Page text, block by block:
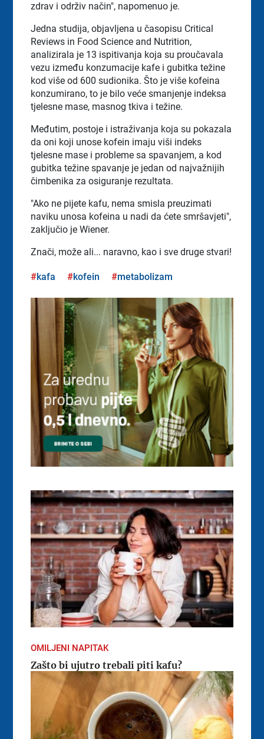
zdrav i održiv način", napomenuo je.
Jedna studija, objavljena u časopisu Critical
Reviews in Food Science and Nutrition,
analizirala je 13 ispitivanja koja su proučavala
vezu između konzumacije kafe i gubitka težine
kod više od 600 sudionika. Što je više kofeina
konzumirano, to je bilo veće smanjenje indeksa
tjelesne mase, masnog tkiva i težine.
Međutim, postoje i istraživanja koja su pokazala
da oni koji unose kofein imaju viši indeks
tjelesne mase i probleme sa spavanjem, a kod
gubitka težine spavanje je jedan od najvažnijih
čimbenika za osiguranje rezultata.
"Ako ne pijete kafu, nema smisla preuzimati
naviku unosa kofeina u nadi da ćete smršavjeti",
zaključio je Wiener.
Znači, može ali... naravno, kao i sve druge stvari!
kafa kofein metabolizam
OMILJENI NAPITAK
Zašto bi ujutro trebali piti kafu?